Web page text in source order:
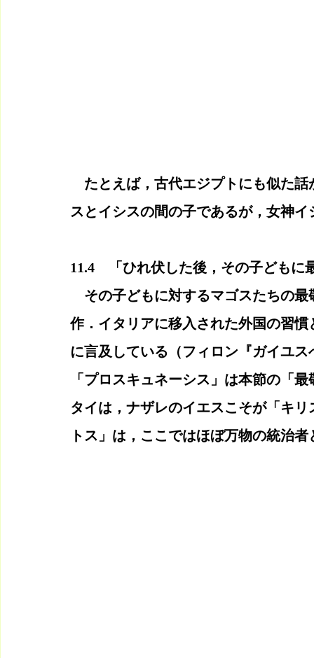
たとえば，古代エジプトにも似た話
スとイシスの間の子であるが，女神
11.4　「ひれ伏した後，その子どもに
その子どもに対するマゴスたちの最
作．イタリアに移入された外国の習
に言及している（フィロン『ガイユス
「プロスキュネーシス」は本節の「
タイは，ナザレのイエスこそが「キ
トス」は，ここではほぼ万物の統治